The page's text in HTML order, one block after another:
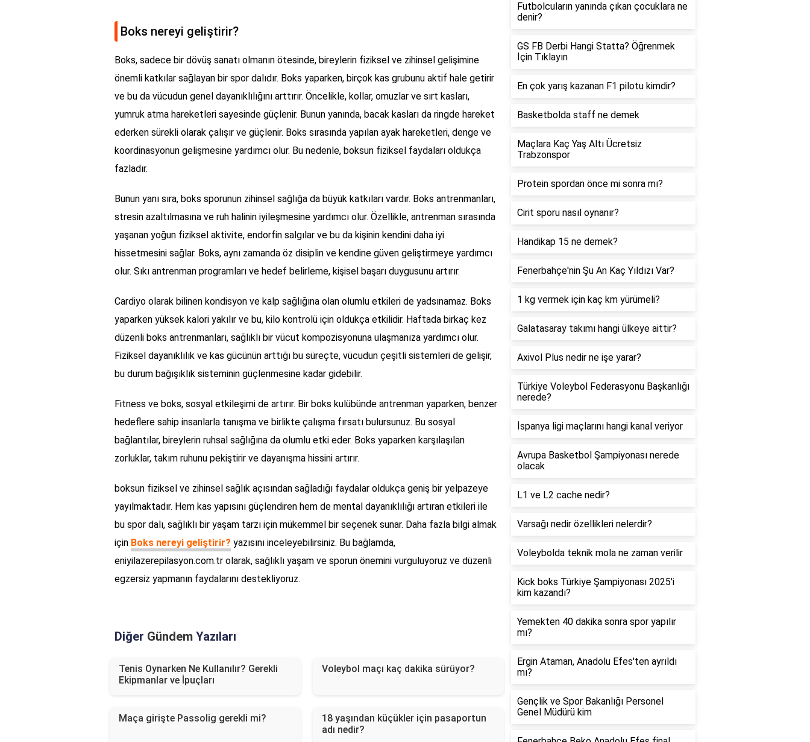
Boks nereyi geliştirir?
Boks, sadece bir dövüş sanatı olmanın ötesinde, bireylerin fiziksel ve zihinsel gelişimine
önemli katkılar sağlayan bir spor dalıdır. Boks yaparken, birçok kas grubunu aktif hale getirir
ve bu da vücudun genel dayanıklılığını arttırır. Öncelikle, kollar, omuzlar ve sırt kasları,
yumruk atma hareketleri sayesinde güçlenir. Bunun yanında, bacak kasları da ringde hareket
ederken sürekli olarak çalışır ve güçlenir. Boks sırasında yapılan ayak hareketleri, denge ve
koordinasyonun gelişmesine yardımcı olur. Bu nedenle, boksun fiziksel faydaları oldukça
fazladır.
Bunun yanı sıra, boks sporunun zihinsel sağlığa da büyük katkıları vardır. Boks antrenmanları,
stresin azaltılmasına ve ruh halinin iyileşmesine yardımcı olur. Özellikle, antrenman sırasında
yaşanan yoğun fiziksel aktivite, endorfin salgılar ve bu da kişinin kendini daha iyi
hissetmesini sağlar. Boks, aynı zamanda öz disiplin ve kendine güven geliştirmeye yardımcı
olur. Sıkı antrenman programları ve hedef belirleme, kişisel başarı duygusunu artırır.
Cardiyo olarak bilinen kondisyon ve kalp sağlığına olan olumlu etkileri de yadsınamaz. Boks
yaparken yüksek kalori yakılır ve bu, kilo kontrolü için oldukça etkilidir. Haftada birkaç kez
düzenli boks antrenmanları, sağlıklı bir vücut kompozisyonuna ulaşmanıza yardımcı olur.
Fiziksel dayanıklılık ve kas gücünün arttığı bu süreçte, vücudun çeşitli sistemleri de gelişir,
bu durum bağışıklık sisteminin güçlenmesine kadar gidebilir.
Fitness ve boks, sosyal etkileşimi de artırır. Bir boks kulübünde antrenman yaparken, benzer
hedeflere sahip insanlarla tanışma ve birlikte çalışma fırsatı bulursunuz. Bu sosyal
bağlantılar, bireylerin ruhsal sağlığına da olumlu etki eder. Boks yaparken karşılaşılan
zorluklar, takım ruhunu pekiştirir ve dayanışma hissini artırır.
boksun fiziksel ve zihinsel sağlık açısından sağladığı faydalar oldukça geniş bir yelpazeye
yayılmaktadır. Hem kas yapısını güçlendiren hem de mental dayanıklılığı artıran etkileri ile
bu spor dalı, sağlıklı bir yaşam tarzı için mükemmel bir seçenek sunar. Daha fazla bilgi almak
için Boks nereyi geliştirir? yazısını inceleyebilirsiniz. Bu bağlamda,
eniyilazerepilasyon.com.tr olarak, sağlıklı yaşam ve sporun önemini vurguluyoruz ve düzenli
egzersiz yapmanın faydalarını destekliyoruz.
Diğer Gündem Yazıları
Tenis Oynarken Ne Kullanılır? Gerekli
Ekipmanlar ve İpuçları
Voleybol maçı kaç dakika sürüyor?
Maça girişte Passolig gerekli mi?
18 yaşından küçükler için pasaportun
adı nedir?
Futbolcuların yanında çıkan çocuklara ne
denir?
GS FB Derbi Hangi Statta? Öğrenmek
İçin Tıklayın
En çok yarış kazanan F1 pilotu kimdir?
Basketbolda staff ne demek
Maçlara Kaç Yaş Altı Ücretsiz
Trabzonspor
Protein spordan önce mi sonra mı?
Cirit sporu nasıl oynanır?
Handikap 15 ne demek?
Fenerbahçe'nin Şu An Kaç Yıldızı Var?
1 kg vermek için kaç km yürümeli?
Galatasaray takımı hangi ülkeye aittir?
Axivol Plus nedir ne işe yarar?
Türkiye Voleybol Federasyonu Başkanlığı
nerede?
İspanya ligi maçlarını hangi kanal veriyor
Avrupa Basketbol Şampiyonası nerede
olacak
L1 ve L2 cache nedir?
Varsağı nedir özellikleri nelerdir?
Voleybolda teknik mola ne zaman verilir
Kick boks Türkiye Şampiyonası 2025'i
kim kazandı?
Yemekten 40 dakika sonra spor yapılır
mı?
Ergin Ataman, Anadolu Efes'ten ayrıldı
mı?
Gençlik ve Spor Bakanlığı Personel
Genel Müdürü kim